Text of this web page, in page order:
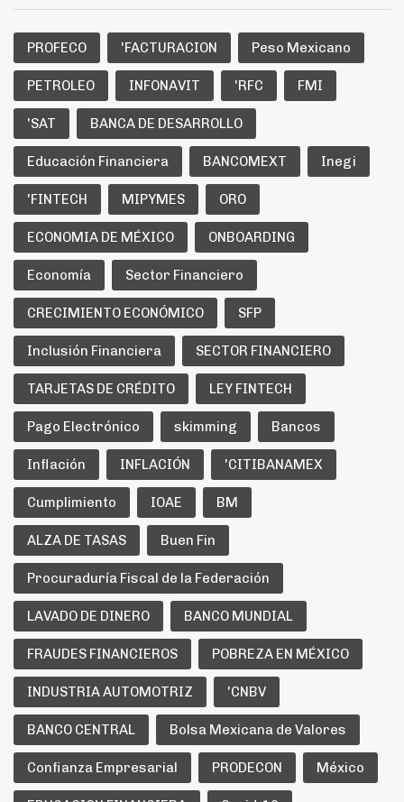
PROFECO 'FACTURACION Peso Mexicano
PETROLEO INFONAVIT 'RFC FMI
'SAT BANCA DE DESARROLLO
Educación Financiera BANCOMEXT Inegi
'FINTECH MIPYMES ORO
ECONOMIA DE MÉXICO ONBOARDING
Economía Sector Financiero
CRECIMIENTO ECONÓMICO SFP
Inclusión Financiera SECTOR FINANCIERO
TARJETAS DE CRÉDITO LEY FINTECH
Pago Electrónico skimming Bancos
Inflación INFLACIÓN 'CITIBANAMEX
Cumplimiento IOAE BM
ALZA DE TASAS Buen Fin
Procuraduría Fiscal de la Federación
LAVADO DE DINERO BANCO MUNDIAL
FRAUDES FINANCIEROS POBREZA EN MÉXICO
INDUSTRIA AUTOMOTRIZ 'CNBV
BANCO CENTRAL Bolsa Mexicana de Valores
Confianza Empresarial PRODECON México